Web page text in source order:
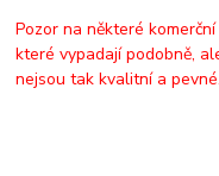
Pozor na některé
které vypadají podobně,
nejsou tak kvalitní a pevné.